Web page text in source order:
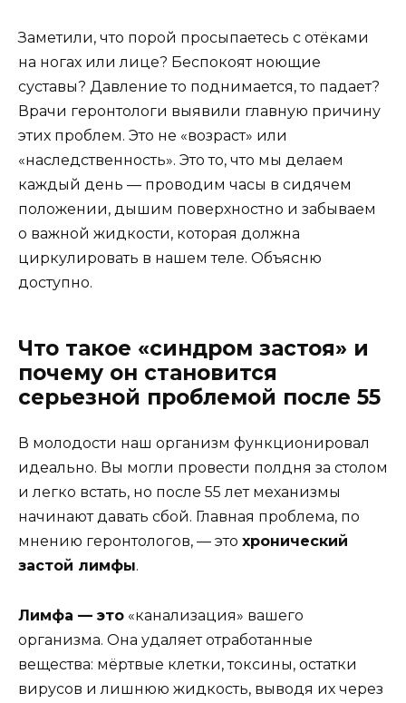
Заметили, что порой просыпаетесь с отёками
на ногах или лице? Беспокоят ноющие
суставы? Давление то поднимается, то падает?
Врачи геронтологи выявили главную причину
этих проблем. Это не «возраст» или
«наследственность». Это то, что мы делаем
каждый день — проводим часы в сидячем
положении, дышим поверхностно и забываем
о важной жидкости, которая должна
циркулировать в нашем теле. Объясню
доступно.
Что такое «синдром застоя» и
почему он становится
серьезной проблемой после 55
В молодости наш организм функционировал
идеально. Вы могли провести полдня за столом
и легко встать, но после 55 лет механизмы
начинают давать сбой. Главная проблема, по
мнению геронтологов, — это хронический
застой лимфы.
Лимфа — это «канализация» вашего
организма. Она удаляет отработанные
вещества: мёртвые клетки, токсины, остатки
вирусов и лишнюю жидкость, выводя их через